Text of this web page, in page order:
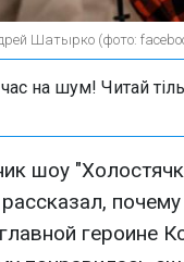
Шатырко (фото:
на шум! Читай
шоу
героине